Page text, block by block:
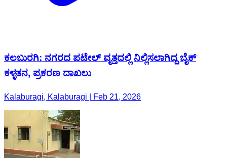
ಕಲಬುರಗಿ: ನಗರದ ಪಟೇಲ್ ವೃತ್ತದಲ್ಲಿ ನಿಲ್ಲಿಸಲಾಗಿದ್ದ ಬೈಕ್
ಕಳ್ಳತನ, ಪ್ರಕರಣ ದಾಖಲು
Kalaburagi, Kalaburagi | Feb 21, 2026